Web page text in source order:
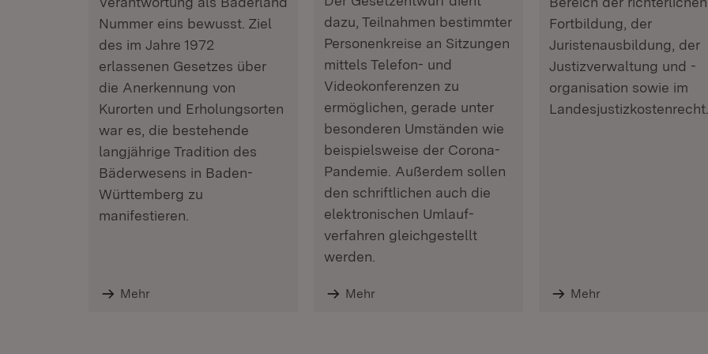
Nummer eins bewusst. Ziel
des im Jahre 1972
erlassenen Gesetzes über
die Anerkennung von
Kurorten und Erholungsorten
war es, die bestehende
langjährige Tradition des
Bäderwesens in Baden-
Württemberg zu
manifestieren.
Mehr
dazu, Teilnahmen bestimmter
Personen­kreise an Sitzungen
mittels Telefon- und
Videokonferenzen zu
ermöglichen, gerade unter
besonderen Umständen wie
beispielsweise der Corona-
Pandemie. Außerdem sollen
den schriftlichen auch die
elektronischen Umlauf­
verfahren gleichgestellt
werden.
Mehr
Fortbildung, der
Juristenausbildung, der
Justizverwaltung und -
organisation sowie im
Mehr